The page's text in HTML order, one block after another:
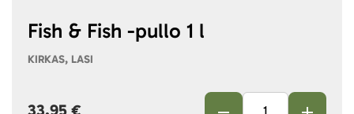
Fish & Fish -pullo 1 l
KIRKAS, LASI
33,95 €
images
beginning